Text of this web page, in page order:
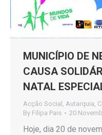
MUNICÍPIO DE
CAUSA
NATAL
Acção Social , Autarquia,
By Filipa Pais 20
Hoje, dia 20 de